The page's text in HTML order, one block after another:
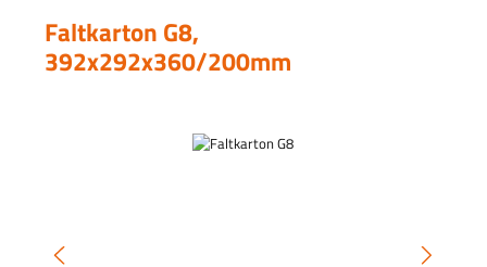
Faltkarton G8,
392x292x360/200mm
Bildergalerie überspringen